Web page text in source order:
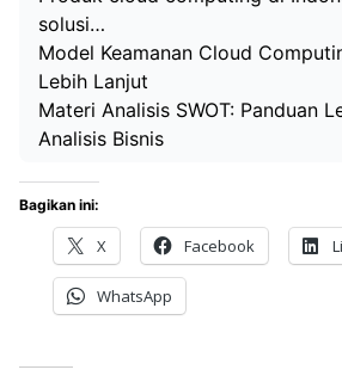
solusi…
Model Keamanan Cloud
Lebih Lanjut
Materi Analisis SWOT: Panduan
Analisis Bisnis
Bagikan ini:
X Facebook
WhatsApp